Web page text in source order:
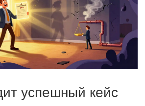
успешный кейс